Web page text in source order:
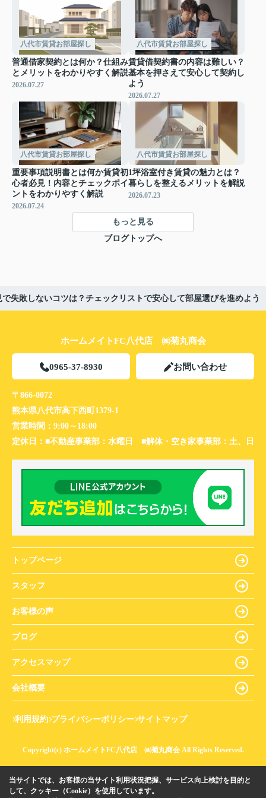
八代市賃貸お部屋探し
普通借家契約とは何か？仕組み
とメリットをわかりやすく解説
2026.07.27
八代市賃貸お部屋探し
賃貸借契約書の内容は難しい？
基本を押さえて安心して契約し
よう
2026.07.27
八代市賃貸お部屋探し
重要事項説明書とは何か賃貸初
心者必見！内容とチェックポイ
ントをわかりやすく解説
2026.07.24
八代市賃貸お部屋探し
1坪浴室付き賃貸の魅力とは？
暮らしを整えるメリットを解説
2026.07.23
もっと見る
ブログトップへ
失敗しないコツは？チェックリストで安心して部屋選びを進めよう
ホームメイトFC八代店 ㈱菊丸商会
0965-37-8930 お問い合わせ
〒866-0072
熊本県八代市高下西町1379-1
営業時間： 9:00～18:00
定休日： ■不動産事業部：水曜日 ■解体・空き家事業部：土、日
トップページ
スタッフ
お客様の声
ブログ
アクセスマップ
会社概要
利用規約 プライバシーポリシー サイトマップ
Copyright(c) ホームメイトFC八代店 ㈱菊丸商会 All Rights Reserved.
当サイトでは、お客様の当サイト利用状況把握、サービス向上検討を目的と
して、クッキー（Cookie）を使用しています。